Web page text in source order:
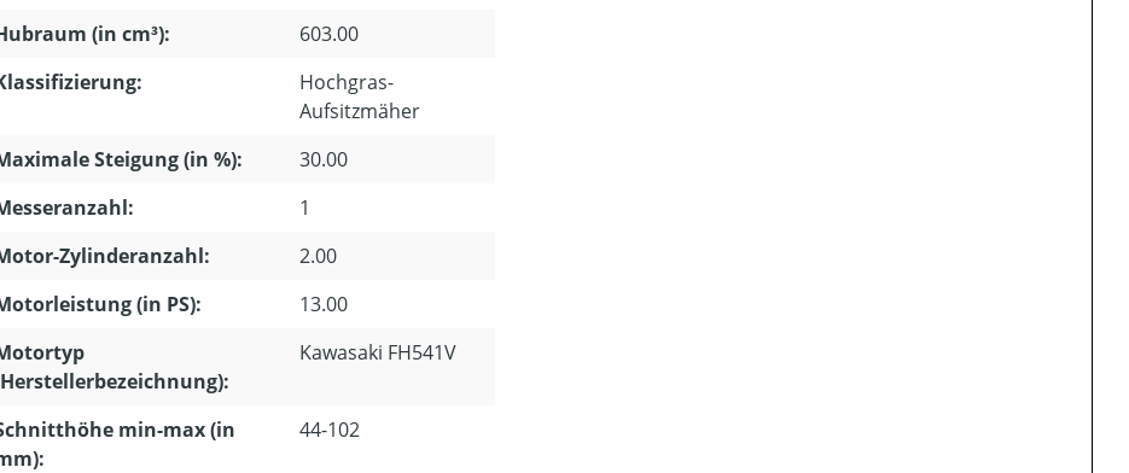
(in cm³):
603.00
Hochgras-
Aufsitzmäher
Steigung (in %):
30.00
1
Zylinderanzahl:
2.00
(in PS):
13.00
Kawasaki FH541V
min-max (in
44-102